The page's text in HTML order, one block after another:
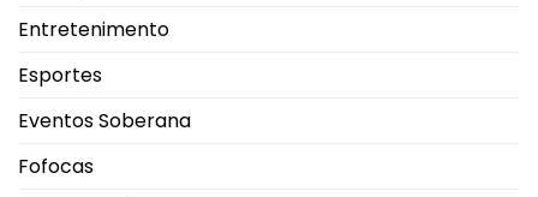
Entretenimento
Esportes
Eventos Soberana
Fofocas